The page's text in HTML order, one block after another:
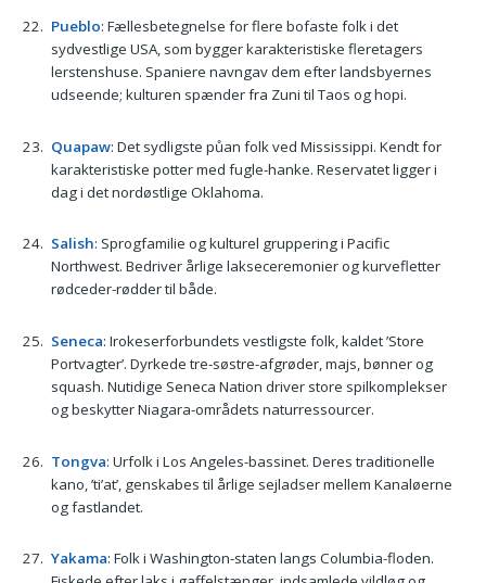
Pueblo: Fællesbetegnelse for flere bofaste folk i det
sydvestlige USA, som bygger karakteristiske fleretagers
lerstenshuse. Spaniere navngav dem efter landsbyernes
udseende; kulturen spænder fra Zuni til Taos og hopi.
Quapaw: Det sydligste půan folk ved Mississippi. Kendt for
karakteristiske potter med fugle-hanke. Reservatet ligger i
dag i det nordøstlige Oklahoma.
Salish: Sprogfamilie og kulturel gruppering i Pacific
Northwest. Bedriver årlige lakseceremonier og kurvefletter
rødceder-rødder til både.
Seneca: Irokeserforbundets vestligste folk, kaldet ’Store
Portvagter’. Dyrkede tre-søstre-afgrøder, majs, bønner og
squash. Nutidige Seneca Nation driver store spilkomplekser
og beskytter Niagara-områdets naturressourcer.
Tongva: Urfolk i Los Angeles-bassinet. Deres traditionelle
kano, ’ti’at’, genskabes til årlige sejladser mellem Kanaløerne
og fastlandet.
Yakama: Folk i Washington-staten langs Columbia-floden.